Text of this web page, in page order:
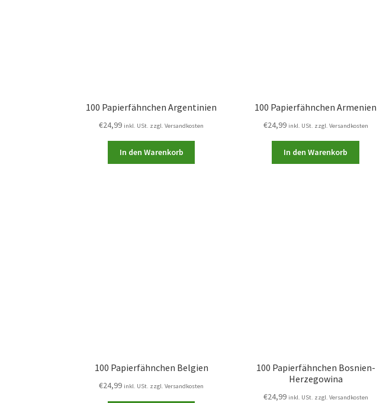
100 Papierfähnchen Argentinien
€24,99 inkl. USt. zzgl. Versandkosten
In den Warenkorb
100 Papierfähnchen Armenien
€24,99 inkl. USt. zzgl. Versandkosten
In den Warenkorb
100 Papierfähnchen Belgien
€24,99 inkl. USt. zzgl. Versandkosten
100 Papierfähnchen Bosnien-
Herzegowina
€24,99 inkl. USt. zzgl. Versandkosten